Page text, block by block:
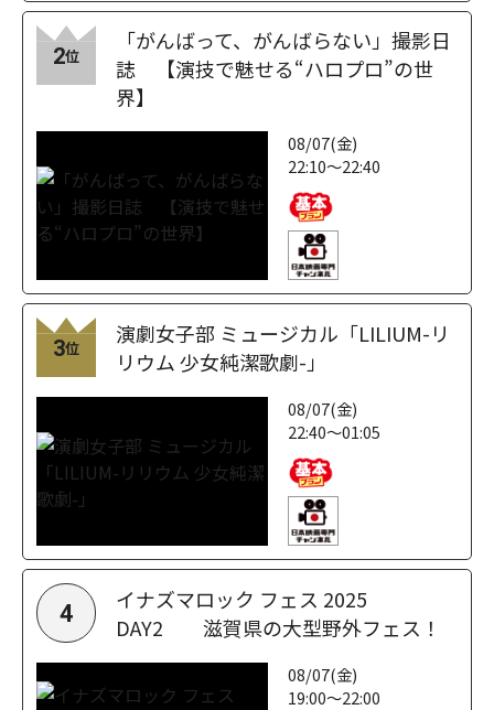
2位
「がんばって、がんばらない」撮影日
誌 【演技で魅せる“ハロプロ”の世
界】
08/07(金)
22:10～22:40
3位
演劇女子部 ミュージカル「LILIUM-リ
リウム 少女純潔歌劇-」
08/07(金)
22:40～01:05
4
イナズマロック フェス 2025
DAY2 滋賀県の大型野外フェス！
08/07(金)
19:00～22:00